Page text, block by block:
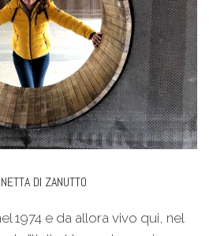
DI ZANUTTO
1974 e da allora vivo qui, nel